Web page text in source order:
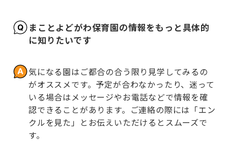
まことよどがわ保育園の情報をもっと具体的
に知りたいです
気になる園はご都合の合う限り見学してみるの
がオススメです。予定が合わなかったり、迷って
いる場合はメッセージやお電話などで情報を確
認できることがあります。ご連絡の際には「エン
クルを見た」とお伝えいただけるとスムーズで
す。